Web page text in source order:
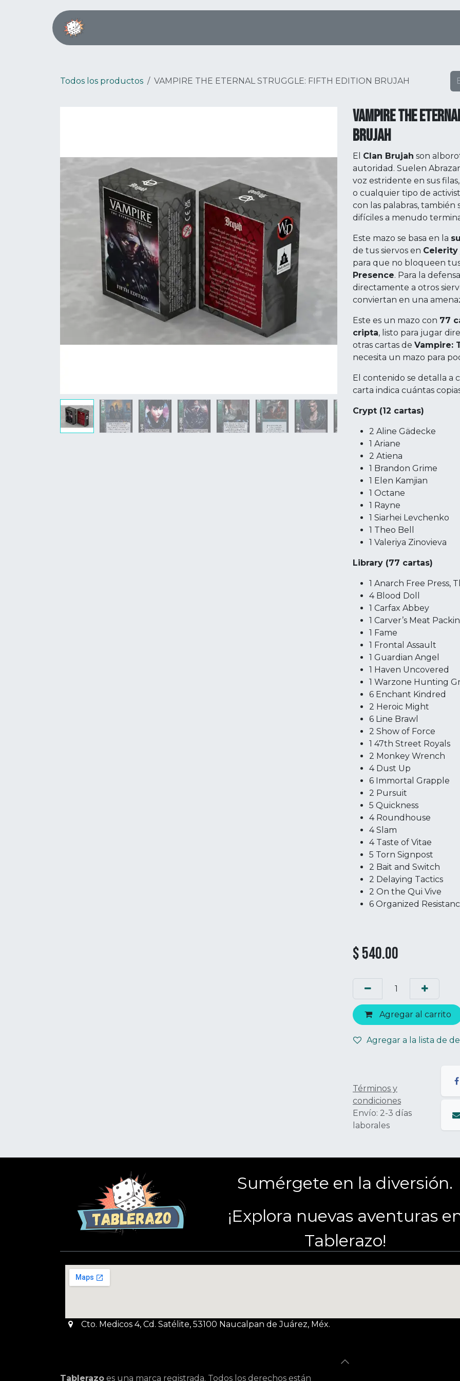
Todos los productos VAMPIRE THE ETERNAL STRUGGLE: FIFTH EDITION BRUJAH
VAMPIRE THE
BRUJAH
El Clan Brujah son
autoridad. Suelen
voz estridente en sus
o cualquier tipo de
con las palabras, también
difíciles a menudo
Este mazo se basa en la
de tus siervos en Celerity
para que no bloqueen
Presence. Para la
directamente a otros
conviertan en una
Este es un mazo con 77
cripta, listo para jugar
otras cartas de Vampire:
necesita un mazo para
El contenido se detalla a
carta indica cuántas
Crypt (12 cartas)
2 Aline Gädecke
1 Ariane
2 Atiena
1 Brandon Grime
1 Elen Kamjian
1 Octane
1 Rayne
1 Siarhei Levchenko
1 Theo Bell
1 Valeriya Zinovieva
Library (77 cartas)
1 Anarch Free Press,
4 Blood Doll
1 Carfax Abbey
1 Carver’s Meat
1 Fame
1 Frontal Assault
1 Guardian Angel
1 Haven Uncovered
1 Warzone Hunting
6 Enchant Kindred
2 Heroic Might
6 Line Brawl
2 Show of Force
1 47th Street Royals
2 Monkey Wrench
4 Dust Up
6 Immortal Grapple
2 Pursuit
5 Quickness
4 Roundhouse
4 Slam
4 Taste of Vitae
5 Torn Signpost
2 Bait and Switch
2 Delaying Tactics
2 On the Qui Vive
6 Organized
$540.00
Agregar al carrito
Agregar a la lista de
Términos y
condiciones
Envío: 2-3 días
laborales
Sumérgete en la diversión.
¡Explora nuevas aventuras
Tablerazo!
Cto. Medicos 4, Cd. Satélite, 53100 Naucalpan de Juárez, Méx.
Tablerazo es una marca registrada. Todos los derechos están